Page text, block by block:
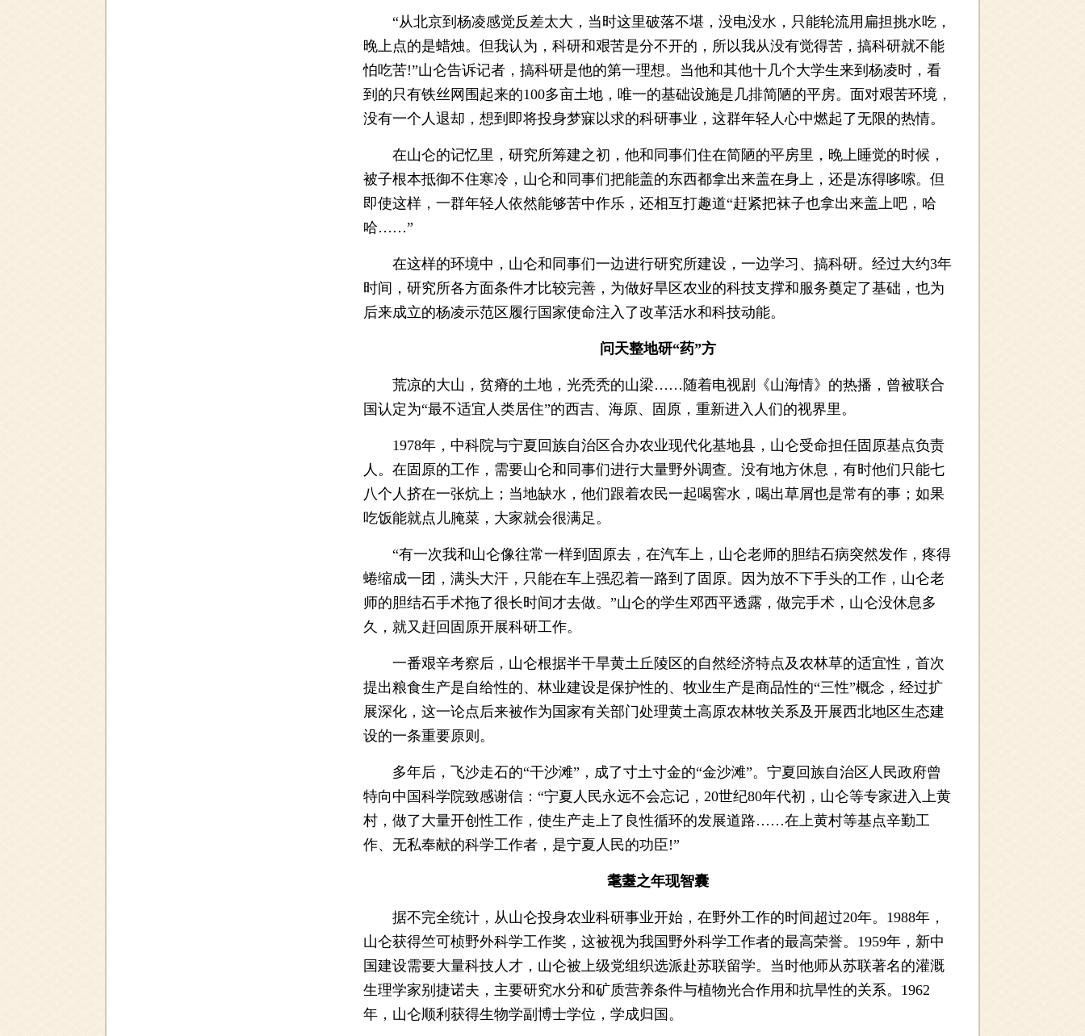
“从北京到杨凌感觉反差太大，当时这里破落不堪，没电没水，只能轮流用扁担挑水吃，
晚上点的是蜡烛。但我认为，科研和艰苦是分不开的，所以我从没有觉得苦，搞科研就不能
怕吃苦!”山仑告诉记者，搞科研是他的第一理想。当他和其他十几个大学生来到杨凌时，看
到的只有铁丝网围起来的100多亩土地，唯一的基础设施是几排简陋的平房。面对艰苦环境，
没有一个人退却，想到即将投身梦寐以求的科研事业，这群年轻人心中燃起了无限的热情。
在山仑的记忆里，研究所筹建之初，他和同事们住在简陋的平房里，晚上睡觉的时候，
被子根本抵御不住寒冷，山仑和同事们把能盖的东西都拿出来盖在身上，还是冻得哆嗦。但
即使这样，一群年轻人依然能够苦中作乐，还相互打趣道“赶紧把袜子也拿出来盖上吧，哈
哈……”
在这样的环境中，山仑和同事们一边进行研究所建设，一边学习、搞科研。经过大约3年
时间，研究所各方面条件才比较完善，为做好旱区农业的科技支撑和服务奠定了基础，也为
后来成立的杨凌示范区履行国家使命注入了改革活水和科技动能。
问天整地研“药”方
荒凉的大山，贫瘠的土地，光秃秃的山梁……随着电视剧《山海情》的热播，曾被联合
国认定为“最不适宜人类居住”的西吉、海原、固原，重新进入人们的视界里。
1978年，中科院与宁夏回族自治区合办农业现代化基地县，山仑受命担任固原基点负责
人。在固原的工作，需要山仑和同事们进行大量野外调查。没有地方休息，有时他们只能七
八个人挤在一张炕上；当地缺水，他们跟着农民一起喝窖水，喝出草屑也是常有的事；如果
吃饭能就点儿腌菜，大家就会很满足。
“有一次我和山仑像往常一样到固原去，在汽车上，山仑老师的胆结石病突然发作，疼得
蜷缩成一团，满头大汗，只能在车上强忍着一路到了固原。因为放不下手头的工作，山仑老
师的胆结石手术拖了很长时间才去做。”山仑的学生邓西平透露，做完手术，山仑没休息多
久，就又赶回固原开展科研工作。
一番艰辛考察后，山仑根据半干旱黄土丘陵区的自然经济特点及农林草的适宜性，首次
提出粮食生产是自给性的、林业建设是保护性的、牧业生产是商品性的“三性”概念，经过扩
展深化，这一论点后来被作为国家有关部门处理黄土高原农林牧关系及开展西北地区生态建
设的一条重要原则。
多年后，飞沙走石的“干沙滩”，成了寸土寸金的“金沙滩”。宁夏回族自治区人民政府曾
特向中国科学院致感谢信：“宁夏人民永远不会忘记，20世纪80年代初，山仑等专家进入上黄
村，做了大量开创性工作，使生产走上了良性循环的发展道路……在上黄村等基点辛勤工
作、无私奉献的科学工作者，是宁夏人民的功臣!”
耄耋之年现智囊
据不完全统计，从山仑投身农业科研事业开始，在野外工作的时间超过20年。1988年，
山仑获得竺可桢野外科学工作奖，这被视为我国野外科学工作者的最高荣誉。1959年，新中
国建设需要大量科技人才，山仑被上级党组织选派赴苏联留学。当时他师从苏联著名的灌溉
生理学家别捷诺夫，主要研究水分和矿质营养条件与植物光合作用和抗旱性的关系。1962
年，山仑顺利获得生物学副博士学位，学成归国。